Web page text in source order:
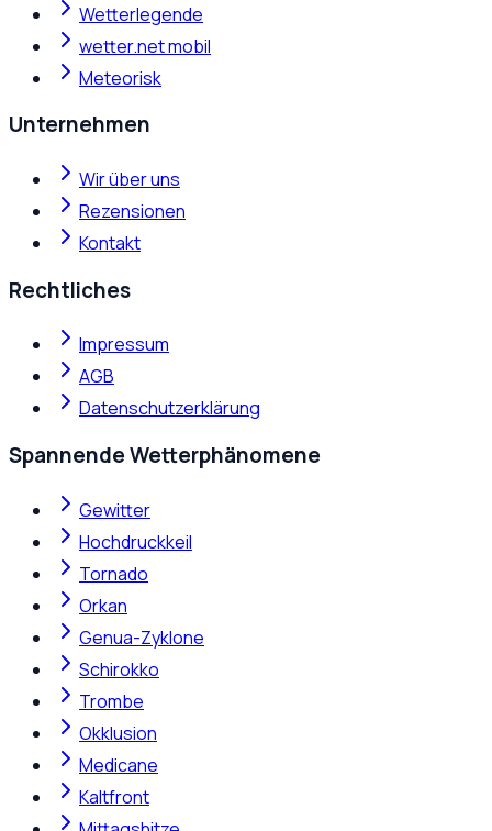
Wetterlegende
wetter.net mobil
Meteorisk
Unternehmen
Wir über uns
Rezensionen
Kontakt
Rechtliches
Impressum
AGB
Datenschutzerklärung
Spannende Wetterphänomene
Gewitter
Hochdruckkeil
Tornado
Orkan
Genua-Zyklone
Schirokko
Trombe
Okklusion
Medicane
Kaltfront